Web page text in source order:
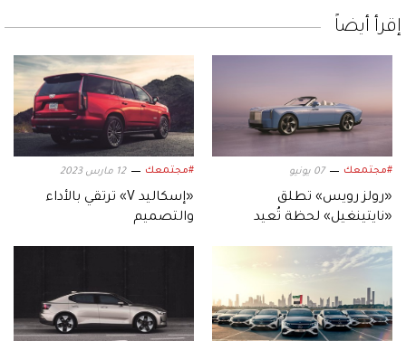
إقرأ أيضاً
#مجتمعك 07 يونيو
«رولز رويس» تطلق
«نايتينغيل» لحظة تُعيد
#مجتمعك 12 مارس 2023
«إسكاليد V» ترتقي بالأداء
والتصميم